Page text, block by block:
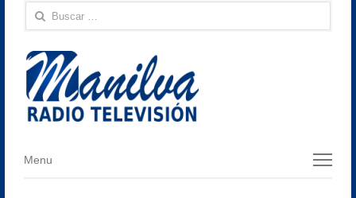
Buscar:
Menu
Menu